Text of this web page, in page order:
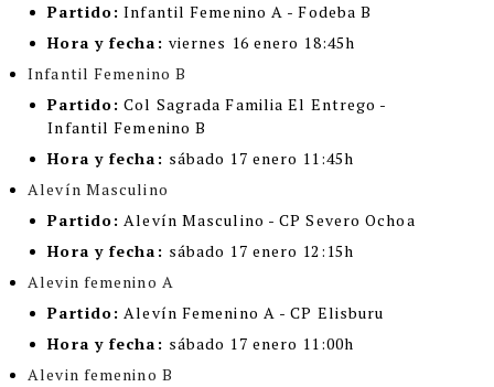
Partido: Infantil Femenino A - Fodeba B
Hora y fecha: viernes 16 enero 18:45h
Infantil Femenino B
Partido: Col Sagrada Familia El Entrego -
Infantil Femenino B
Hora y fecha: sábado 17 enero 11:45h
Alevín Masculino
Partido: Alevín Masculino - CP Severo Ochoa
Hora y fecha: sábado 17 enero 12:15h
Alevin femenino A
Partido: Alevín Femenino A - CP Elisburu
Hora y fecha: sábado 17 enero 11:00h
Alevin femenino B